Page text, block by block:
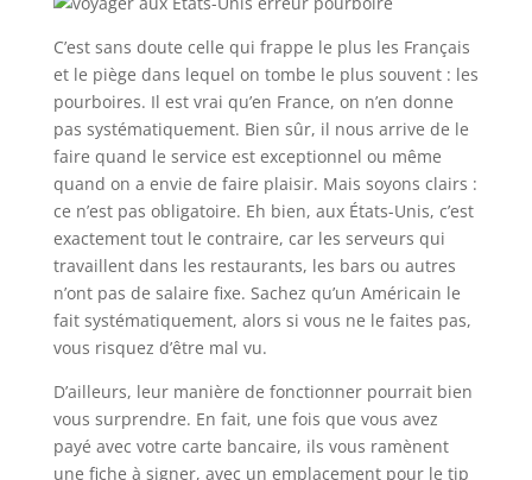
C’est sans doute celle qui frappe le plus les Français
et le piège dans lequel on tombe le plus souvent : les
pourboires. Il est vrai qu’en France, on n’en donne
pas systématiquement. Bien sûr, il nous arrive de le
faire quand le service est exceptionnel ou même
quand on a envie de faire plaisir. Mais soyons clairs :
ce n’est pas obligatoire. Eh bien, aux États-Unis, c’est
exactement tout le contraire, car les serveurs qui
travaillent dans les restaurants, les bars ou autres
n’ont pas de salaire fixe. Sachez qu’un Américain le
fait systématiquement, alors si vous ne le faites pas,
vous risquez d’être mal vu.
D’ailleurs, leur manière de fonctionner pourrait bien
vous surprendre. En fait, une fois que vous avez
payé avec votre carte bancaire, ils vous ramènent
une fiche à signer, avec un emplacement pour le tip